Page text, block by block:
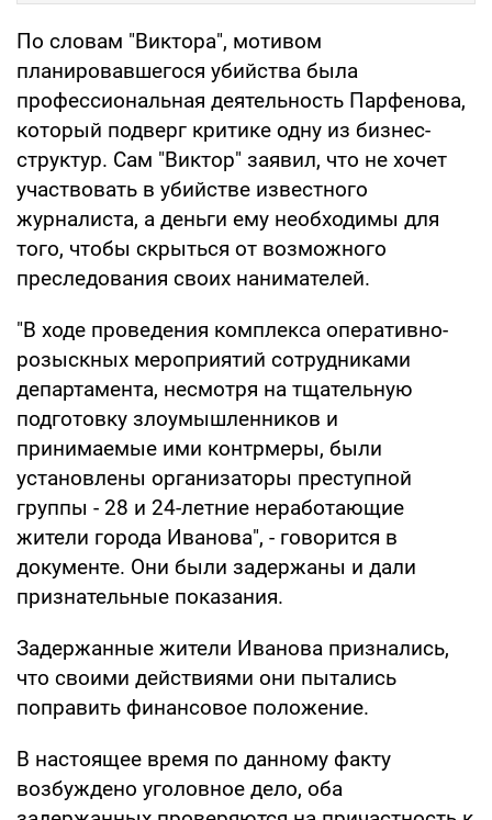
По словам "Виктора", мотивом
планировавшегося убийства была
профессиональная деятельность Парфенова,
который подверг критике одну из бизнес-
структур. Сам "Виктор" заявил, что не хочет
участвовать в убийстве известного
журналиста, а деньги ему необходимы для
того, чтобы скрыться от возможного
преследования своих нанимателей.
"В ходе проведения комплекса оперативно-
розыскных мероприятий сотрудниками
департамента, несмотря на тщательную
подготовку злоумышленников и
принимаемые ими контрмеры, были
установлены организаторы преступной
группы - 28 и 24-летние неработающие
жители города Иванова", - говорится в
документе. Они были задержаны и дали
признательные показания.
Задержанные жители Иванова признались,
что своими действиями они пытались
поправить финансовое положение.
В настоящее время по данному факту
возбуждено уголовное дело, оба